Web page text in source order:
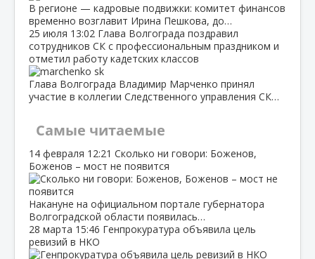
В регионе — кадровые подвижки: комитет финансов
временно возглавит Ирина Пешкова, до…
25 июля 13:02 Глава Волгограда поздравил
сотрудников СК с профессиональным праздником и
отметил работу кадетских классов
Глава Волгограда Владимир Марченко принял
участие в коллегии Следственного управления СК…
Самые читаемые
14 февраля 12:21 Сколько ни говори: Боженов,
Боженов – мост не появится
Накануне на официальном портале губернатора
Волгоградской области появилась…
28 марта 15:46 Генпрокуратура объявила цель
ревизий в НКО